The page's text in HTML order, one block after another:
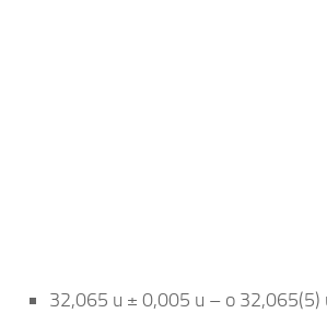
32,065 u ± 0,005 u – o 32,065(5)